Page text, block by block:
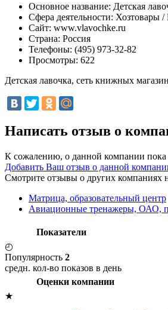
Основное название: Детская
Сфера деятельности: Хозтовары /
Сайт: www.vlavochke.ru
Страна: Россия
Телефоны: (495) 973-32-82
Просмотры: 622
Детская лавочка, сеть книжных
Написать отзыв о
К сожалению, о данной компании пока
Добавить Ваш отзыв о данной
Смотрите отзывы о других компаниях
Матрица, образовательный центр
Авиационные тренажеры, ОАО,
Показатели
◴
Популярность 2
средн. кол-во показов в день
Оценки компании
★